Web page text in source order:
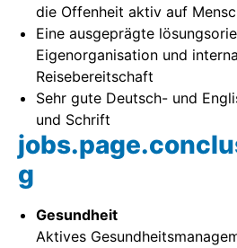
die Offenheit aktiv auf
Eine ausgeprägte
Eigenorganisation und
Reisebereitschaft
Sehr gute Deutsch- und
und Schrift
g
Gesundheit
Aktives